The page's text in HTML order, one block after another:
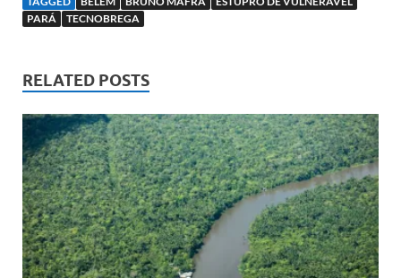
PARÁ
TECNOBREGA
RELATED POSTS